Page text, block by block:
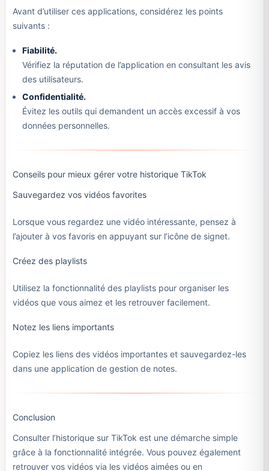
Avant d’utiliser ces applications, considérez les points
suivants :
Fiabilité.
Vérifiez la réputation de l’application en consultant les avis
des utilisateurs.
Confidentialité.
Évitez les outils qui demandent un accès excessif à vos
données personnelles.
Conseils pour mieux gérer votre historique TikTok
Sauvegardez vos vidéos favorites
Lorsque vous regardez une vidéo intéressante, pensez à
l’ajouter à vos favoris en appuyant sur l’icône de signet.
Créez des playlists
Utilisez la fonctionnalité des playlists pour organiser les
vidéos que vous aimez et les retrouver facilement.
Notez les liens importants
Copiez les liens des vidéos importantes et sauvegardez-les
dans une application de gestion de notes.
Conclusion
Consulter l’historique sur TikTok est une démarche simple
grâce à la fonctionnalité intégrée. Vous pouvez également
retrouver vos vidéos via les vidéos aimées ou en